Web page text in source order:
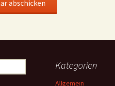
Kategorien
Allgemein